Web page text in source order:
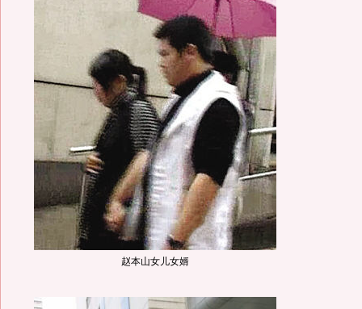
赵本山女儿女婿